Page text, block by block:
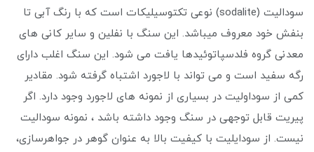
سودالیت (sodalite) نوعی تکتوسیلیکات است که با رنگ آبی تا
بنفش خود معروف میباشد. این سنگ با نفلین و سایر کانی های
معدنی گروه فلدسپاتوئیدها یافت می شود. این سنگ اغلب دارای
رگه سفید است و می تواند با لاجورد اشتباه گرفته شود. مقادیر
کمی از سوداولیت در بسیاری از نمونه های لاجورد وجود دارد. اگر
پیریت قابل توجهی در سنگ وجود داشته باشد ، نمونه سودالیت
نیست. از سودایلیت با کیفیت بالا به عنوان گوهر در جواهرسازی،